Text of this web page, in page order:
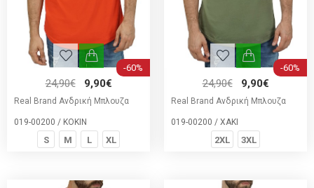
-60%
24,90€ 9,90€
Real Brand Ανδρική Μπλουζα
019-00200 / ΚΟΚΙΝ
S M L XL
-60%
24,90€ 9,90€
Real Brand Ανδρική Μπλουζα
019-00200 / ΧΑΚΙ
2XL 3XL